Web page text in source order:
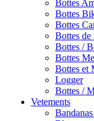
Bottes
Bottes
Bottes
Bottes de
Bottes /
Bottes
Bottes et
Logger
Bottes /
Vetements